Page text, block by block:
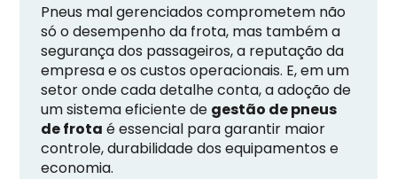
Pneus mal gerenciados comprometem não
só o desempenho da frota, mas também a
segurança dos passageiros, a reputação da
empresa e os custos operacionais. E, em um
setor onde cada detalhe conta, a adoção de
um sistema eficiente de gestão de pneus
de frota é essencial para garantir maior
controle, durabilidade dos equipamentos e
economia.